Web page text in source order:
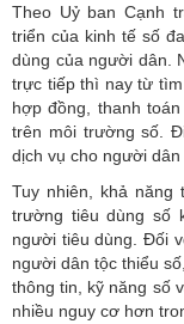
Theo Uỷ ban Cạnh
triển của kinh tế số
dùng của người dân.
trực tiếp thì nay từ
hợp đồng, thanh
trên môi trường số.
dịch vụ cho người dân
Tuy nhiên, khả
trường tiêu dùng số
người tiêu dùng. Đối
người dân tộc thiểu
thông tin, kỹ năng số
nhiều nguy cơ hơn